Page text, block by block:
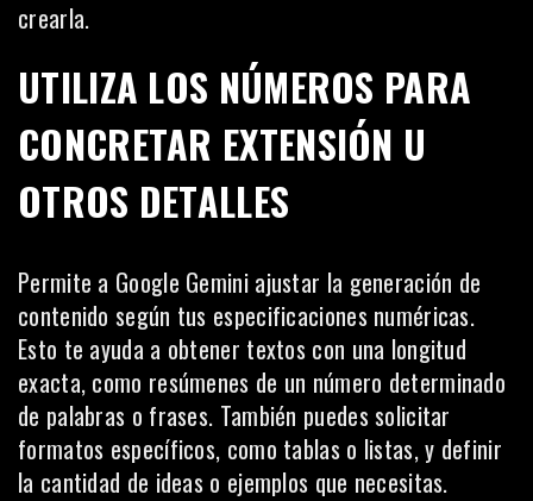
crearla.
UTILIZA LOS NÚMEROS PARA
CONCRETAR EXTENSIÓN U
OTROS DETALLES
Permite a Google Gemini ajustar la generación de
contenido según tus especificaciones numéricas.
Esto te ayuda a obtener textos con una longitud
exacta, como resúmenes de un número determinado
de palabras o frases. También puedes solicitar
formatos específicos, como tablas o listas, y definir
la cantidad de ideas o ejemplos que necesitas.